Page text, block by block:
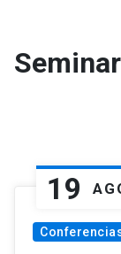
19